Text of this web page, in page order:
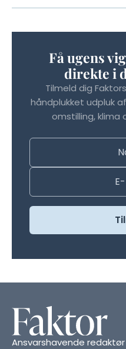
Få ugens
direkte i
Tilmeld dig
håndplukket udpluk
omstilling, klima
Ansvarshavende redaktør